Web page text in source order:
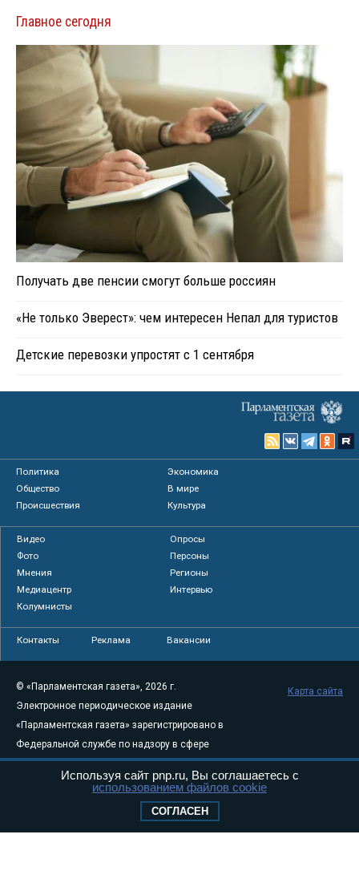
Главное сегодня
Получать две пенсии смогут больше россиян
«Не только Эверест»: чем интересен Непал для туристов
Детские перевозки упростят с 1 сентября
Политика
Экономика
Общество
В мире
Происшествия
Культура
Видео
Опросы
Фото
Персоны
Мнения
Регионы
Медиацентр
Интервью
Колумнисты
Контакты Реклама Вакансии
© «Парламентская газета», 2026 г.
Электронное периодическое издание
«Парламентская газета» зарегистрировано в
Федеральной службе по надзору в сфере
связи, информационных технологий и
массовых коммуникаций (Роскомнадзор) 05
Свидетельство о регистрации Эл № ФС77-
Карта сайта
Используя сайт pnp.ru, Вы соглашаетесь с
использованием файлов cookie
СОГЛАСЕН